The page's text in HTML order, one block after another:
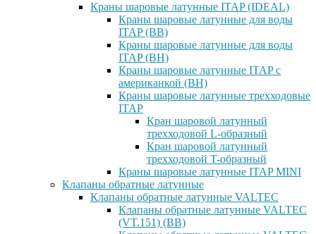
Краны шаровые латунные ITAP (IDEAL)
Краны шаровые латунные для воды
ITAP (ВВ)
Краны шаровые латунные для воды
ITAP (ВН)
Краны шаровые латунные ITAP с
американкой (ВН)
Краны шаровые латунные трехходовые
ITAP
Кран шаровой латунный
трехходовой L-образный
Кран шаровой латунный
трехходовой T-образный
Краны шаровые латунные ITAP MINI
Клапаны обратные латунные
Клапаны обратные латунные VALTEC
Клапаны обратные латунные VALTEC
(VT.151) (ВВ)